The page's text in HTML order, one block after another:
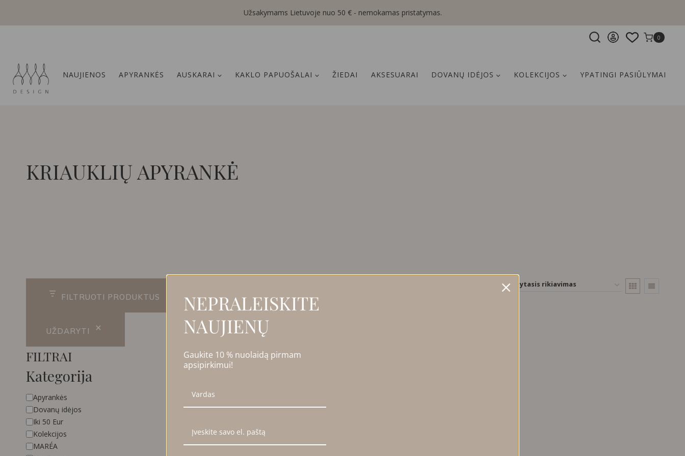
content
Užsakymams Lietuvoje nuo 50 € - nemokamas pristatymas.
0
NAUJIENOS APYRANKĖS AUSKARAI KAKLO PAPUOŠALAI ŽIEDAI AKSESUARAI DOVANŲ IDĖJOS KOLEKCIJOS YPATINGI PASIŪLYMAI
KRIAUKLIŲ APYRANKĖ
FILTRUOTI PRODUKTUS
UŽDARYTI
FILTRAI
Kategorija
Kategorija
Apyrankės
Dovanų idėjos
Iki 50 Eur
Kolekcijos
MARÉA
NEPRALEISKITE
NAUJIENŲ
Gaukite 10 % nuolaidą pirmam
apsipirkimui!